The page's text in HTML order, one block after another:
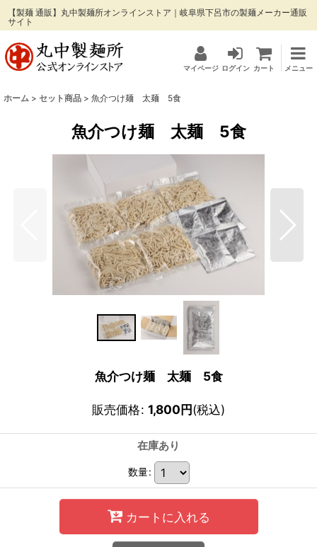
【製麺 通販】丸中製麺所オンラインストア｜岐阜県下呂市の製麺メーカー通販
サイト
マイページ ログイン カート メニュー
ホーム > セット商品 > 魚介つけ麺 太麺 5食
魚介つけ麺 太麺 5食
魚介つけ麺 太麺 5食
販売価格: 1,800円(税込)
在庫あり
数量:
カートに入れる